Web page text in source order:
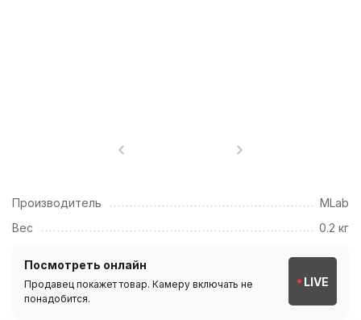
Производитель
MLab
Вес
0.2 кг
Посмотреть онлайн
Продавец покажет товар. Камеру включать не
понадобится.
LIVE